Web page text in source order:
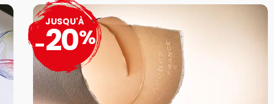
JUSQU'À
-20%